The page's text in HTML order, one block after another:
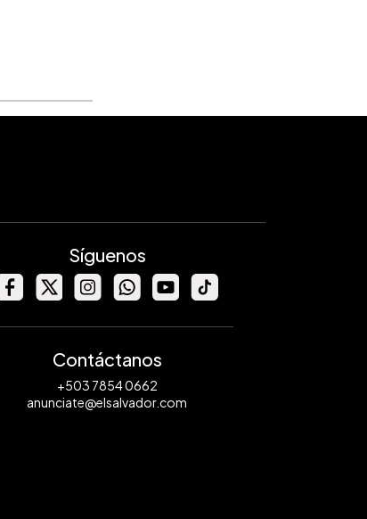
Síguenos
Contáctanos
+503 7854 0662
anunciate@elsalvador.com